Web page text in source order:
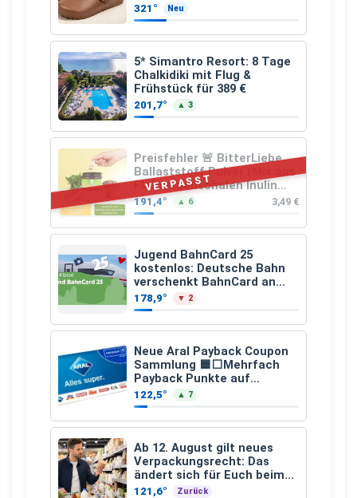
321° Neu
5* Simantro Resort: 8 Tage
Chalkidiki mit Flug &
Frühstück für 389 €
201,7° ▲ 3
VERPASST
Preisfehler 🚨 BitterLiebe
Ballaststoff Pulver (Mix aus
Flohsamenschalen Inulin
(Präbiotika) Leinsamen &
Apfelfaser)
191,4° ▲ 6 3,49 €
Jugend BahnCard 25
kostenlos: Deutsche Bahn
verschenkt BahnCard an
Kinder und Jugendliche
178,9° ▼ 2
Neue Aral Payback Coupon
Sammlung 🟦⬜Mehrfach
Payback Punkte auf
Kraftstoffe und Erdgas
122,5° ▲ 7
Ab 12. August gilt neues
Verpackungsrecht: Das
ändert sich für Euch beim
Einkauf
121,6° Zurück